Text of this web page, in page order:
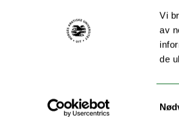
Vi
av
de
Driftsmeldinger
Personvern ved UiT
Sikkerhet, beredskap og
Tilgjengelighetserklæring